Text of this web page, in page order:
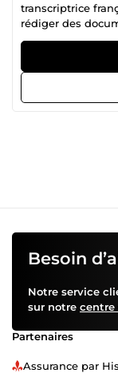
transcriptrice
rédiger des
Je transcris vos fichiers audio
paragraphes
Besoin
Notre service
sur notre centre
Partenaires
Assurance par